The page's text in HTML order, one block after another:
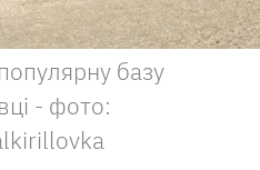
базу
- фото: